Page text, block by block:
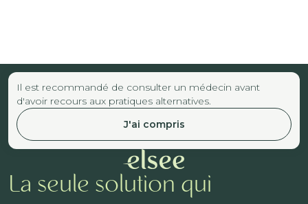
Il est recommandé de consulter un médecin avant
d'avoir recours aux pratiques alternatives.
J'ai compris
La seule solution qui